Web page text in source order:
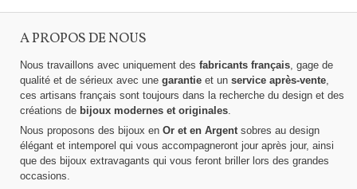
A PROPOS DE NOUS
Nous travaillons avec uniquement des fabricants français, gage de
qualité et de sérieux avec une garantie et un service après-vente,
ces artisans français sont toujours dans la recherche du design et des
créations de bijoux modernes et originales.
Nous proposons des bijoux en Or et en Argentsobres au design
élégant et intemporel qui vous accompagneront jour après jour, ainsi
que des bijoux extravagants qui vous feront briller lors des grandes
occasions.